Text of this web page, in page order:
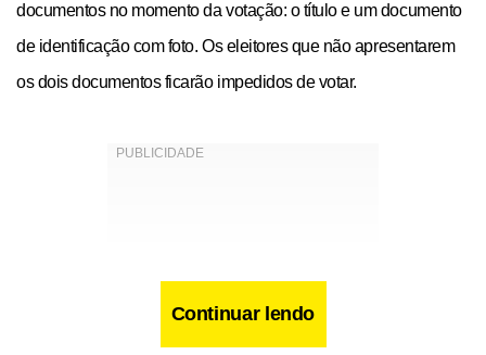
documentos no momento da votação: o título e um documento
de identificação com foto.Os eleitores que não apresentarem
os dois documentos ficarão impedidos de votar.
Continuar lendo